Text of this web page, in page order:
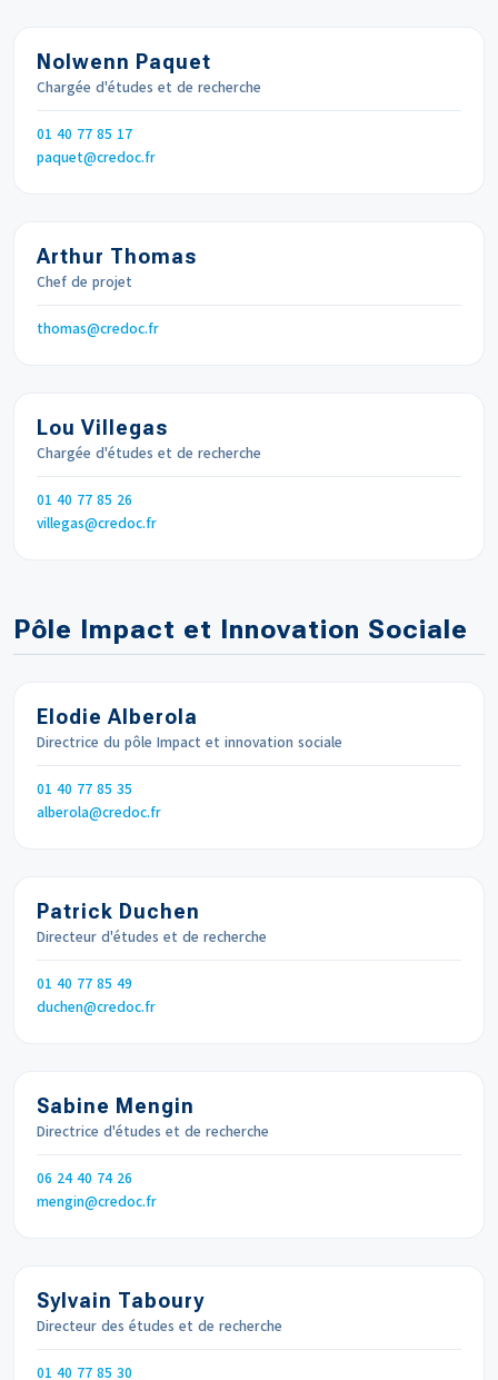
Nolwenn Paquet
Chargée d'études et de recherche
Téléphone
01 40 77 85 17
Email
paquet credoc.fr
Arthur Thomas
Chef de projet
Email
thomas credoc.fr
Lou Villegas
Chargée d'études et de recherche
Téléphone
01 40 77 85 26
Email
villegas credoc.fr
Pôle Impact et Innovation Sociale
Elodie Alberola
Directrice du pôle Impact et innovation sociale
Téléphone
01 40 77 85 35
Email
alberola credoc.fr
Patrick Duchen
Directeur d'études et de recherche
Téléphone
01 40 77 85 49
Email
duchen credoc.fr
Sabine Mengin
Directrice d'études et de recherche
Téléphone
06 24 40 74 26
Email
mengin credoc.fr
Sylvain Taboury
Directeur des études et de recherche
Téléphone
01 40 77 85 30